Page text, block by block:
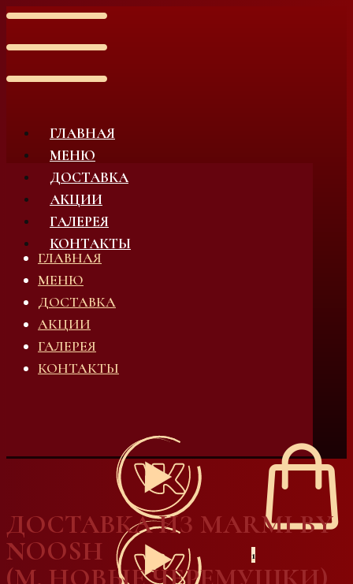
ГЛАВНАЯ
МЕНЮ
ДОСТАВКА
АКЦИИ
ГАЛЕРЕЯ
КОНТАКТЫ
ГЛАВНАЯ
МЕНЮ
ДОСТАВКА
АКЦИИ
ГАЛЕРЕЯ
КОНТАКТЫ
1
ДОСТАВКА ИЗ MARMI BY
NOOSH